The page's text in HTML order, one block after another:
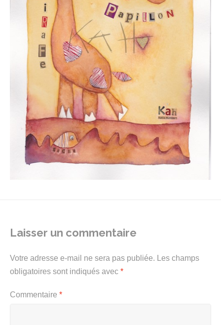
Laisser un commentaire
Votre adresse e-mail ne sera pas publiée. Les champs
obligatoires sont indiqués avec *
Commentaire *